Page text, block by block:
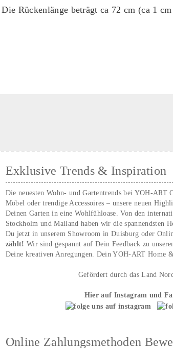
Rückenlänge beträgt ca 72 cm (ca 1 cm
Exklusive Trends & Inspiration
Die neuesten Wohn- und Gartentrends bei
Möbel oder trendige Accessoires – unsere neuen
Deinen Garten in eine Wohlfühloase. Von den
Stockholm und Mailand haben wir die spannendsten
Du jetzt in unserem Showroom in Duisburg oder
zählt!Wir sind gespannt auf Dein Feedback zu
Deine kreativen Anregungen. Dein YOH‑ART Home &
Gefördert durch das Land
Hier auf Instagram und
Online Zahlungsmethoden